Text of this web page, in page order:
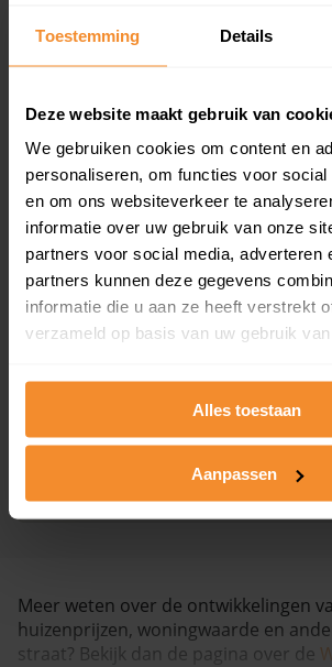
Toestemming Details
Deze website maakt gebruik van
We gebruiken cookies om content en
personaliseren, om functies voor social
en om ons websiteverkeer te
informatie over uw gebruik van onze
partners voor social media, adverteren
partners kunnen deze gegevens
informatie die u aan ze heeft verstrekt
verzameld op basis van uw gebruik
Alles toestaan
Aanpassen
Wethouder Bergerweg 22, Assen
Wethouder Bergerweg 26,
Meer weten over de ontwikkelingen
huizenprijzen, woningwaarde en
straat? Bekijk dan de pagina over de